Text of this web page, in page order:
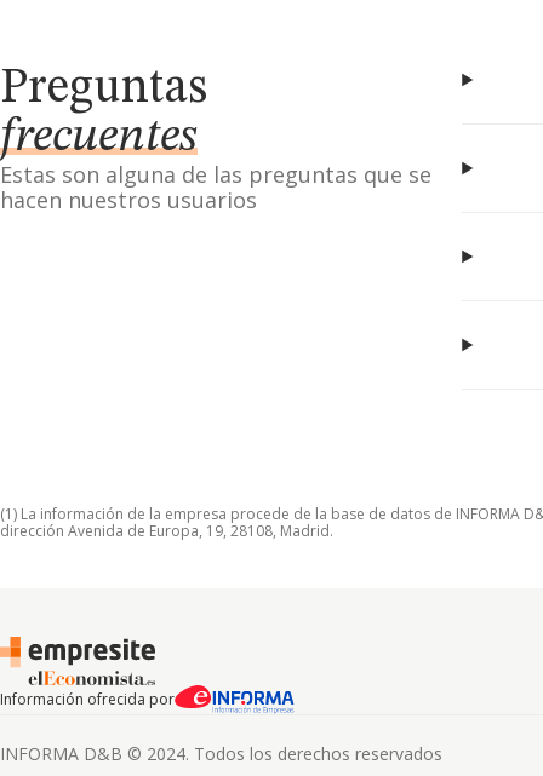
Preguntas
frecuentes
Estas son alguna de las preguntas que se
hacen nuestros usuarios
(1) La información de la empresa procede de la base de datos de INFORMA
dirección Avenida de Europa, 19, 28108, Madrid.
Información ofrecida por
INFORMA D&B © 2024. Todos los derechos reservados